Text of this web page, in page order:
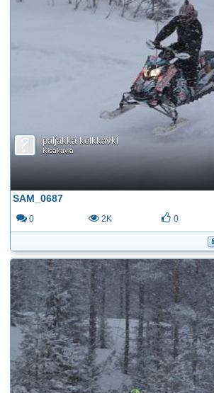
paljakka kelkkavkl
Kisakuvia
SAM_0687
0 2K 0